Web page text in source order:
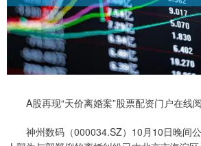
A股再现“天价离婚案”股票配资门户在线阅
神州数码（000034.SZ）10月10日晚间公